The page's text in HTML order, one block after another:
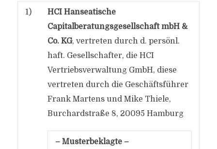
1)
HCI Hanseatische
Capitalberatungsgesellschaft mbH &
Co. KG, vertreten durch d. persönl.
haft. Gesellschafter, die HCI
Vertriebsverwaltung GmbH, diese
vertreten durch die Geschäftsführer
Frank Martens und Mike Thiele,
Burchardstraße 8, 20095 Hamburg
– Musterbeklagte –